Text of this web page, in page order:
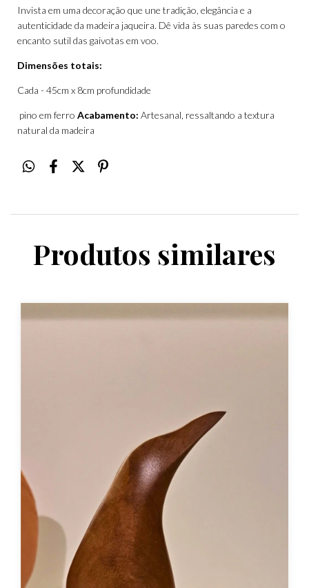
Invista em uma decoração que une tradição, elegância e a
autenticidade da madeira jaqueira. Dê vida às suas paredes com o
encanto sutil das gaivotas em voo.
Dimensões totais:
Cada - 45cm x 8cm profundidade
pino em ferro Acabamento: Artesanal, ressaltando a textura
natural da madeira
Produtos similares